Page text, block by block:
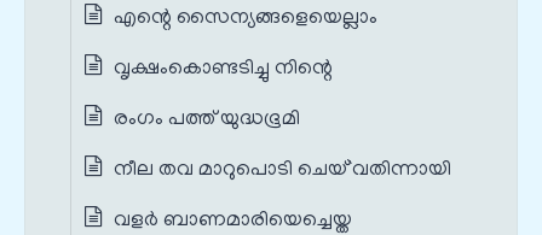
എന്റെ സൈന്യങ്ങളെയെല്ലാം
വൃക്ഷംകൊണ്ടടിച്ചു നിന്റെ
രംഗം പത്ത് യുദ്ധഭൂമി
നീല തവ മാറുപൊടി ചെയ്`വതിന്നായി
വളർ ബാണമാരിയെച്ചെയ്ത